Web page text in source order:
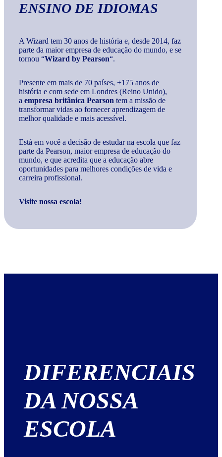
ENSINO DE IDIOMAS
A Wizard tem 30 anos de história e, desde 2014, faz
parte da maior empresa de educação do mundo, e se
tornou “Wizard by Pearson“.
Presente em mais de 70 países, +175 anos de
história e com sede em Londres (Reino Unido),
a empresa britânica Pearson tem a missão de
transformar vidas ao fornecer aprendizagem de
melhor qualidade e mais acessível.
Está em você a decisão de estudar na escola que faz
parte da Pearson, maior empresa de educação do
mundo, e que acredita que a educação abre
oportunidades para melhores condições de vida e
carreira profissional.
Visite nossa escola!
DIFERENCIAIS
DA NOSSA
ESCOLA